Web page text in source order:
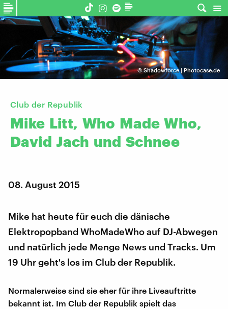
©Shadowforce | Photocase.de
Club der Republik
Mike Litt, Who Made Who,
David Jach und Schnee
08. August 2015
Mike hat heute für euch die dänische
Elektropopband WhoMadeWho auf DJ-Abwegen
und natürlich jede Menge News und Tracks. Um
19 Uhr geht's los im Club der Republik.
Normalerweise sind sie eher für ihre Liveauftritte
bekannt ist. Im Club der Republik spielt das